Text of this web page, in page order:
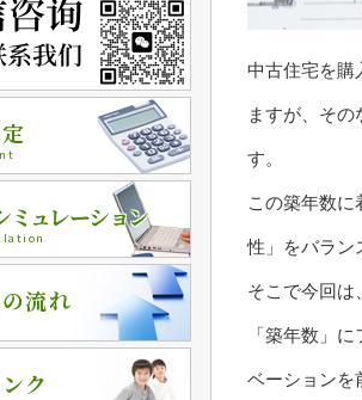
中古住宅を購
ますが、そ
す。
この築年数
性」をバラン
そこで今回は
「築年数」
ベーションを
ミュレーション
流れ
ク